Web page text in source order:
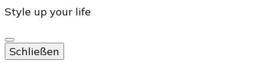
Style up your life
Schließen